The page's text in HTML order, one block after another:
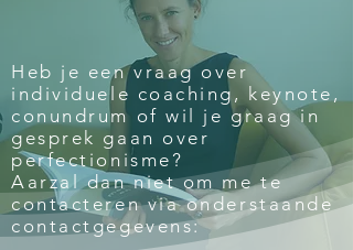
Heb je een vraag over
individuele coaching, keynote,
conundrum of wil je graag in
gesprek gaan over
perfectionisme?
Aarzal dan niet om me te
contacteren via onderstaande
contactgegevens: